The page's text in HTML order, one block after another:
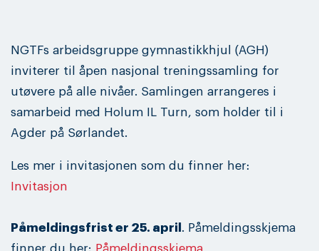
NGTFs arbeidsgruppe gymnastikkhjul (AGH)
inviterer til åpen nasjonal treningssamling for
utøvere på alle nivåer. Samlingen arrangeres i
samarbeid med Holum IL Turn, som holder til i
Agder på Sørlandet.
Les mer i invitasjonen som du finner her:
Invitasjon
Påmeldingsfrist er 25. april . Påmeldingsskjema
finner du her: Påmeldingsskjema